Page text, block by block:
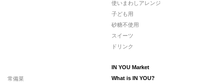
使いまわしアレンジ
子ども用
砂糖不使用
スイーツ
ドリンク
常備菜
IN YOU Market
What is IN YOU?